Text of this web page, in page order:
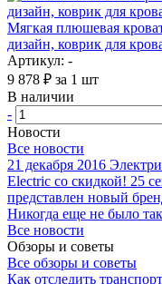
Мягкая плюшевая
дизайн, коврик для
Артикул: -
9 878 ₽ за 1 шт
В наличии
-
Новости
Все новости
21 декабря 2016
Electric со скидкой! 25
представлен новый
Никогда еще не было
Все новости
Обзоры и советы
Все обзоры и советы
Как отследить